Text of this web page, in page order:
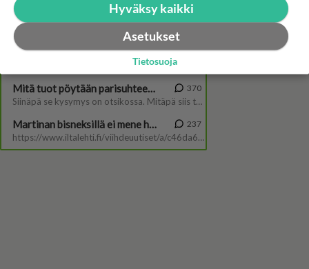
Hyväksy kaikki
Asetukset
Tietosuoja